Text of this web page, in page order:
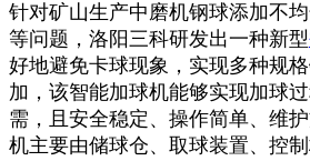
针对矿山生产中磨机钢球添加不
等问题，洛阳三科研发出一种新型
好地避免卡球现象，实现多种规
加，该智能加球机能够实现加球
需，且安全稳定、操作简单、维
机主要由储球仓、取球装置、控制